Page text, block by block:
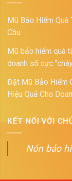
Mũ Bảo Hiểm Quà
Cầu
Mũ bảo hiểm quà
doanh số cực
Đặt Mũ Bảo Hiểm
Hiệu Quả Cho
KẾT NỐI VỚI
Nón bảo